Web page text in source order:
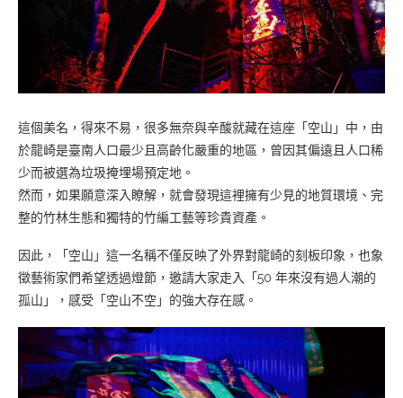
這個美名，得來不易，很多無奈與辛酸就藏在這座「空山」中，由
於龍崎是臺南人口最少且高齡化嚴重的地區，曾因其偏遠且人口稀
少而被選為垃圾掩埋場預定地。
然而，如果願意深入瞭解，就會發現這裡擁有少見的地質環境、完
整的竹林生態和獨特的竹編工藝等珍貴資產。
因此，「空山」這一名稱不僅反映了外界對龍崎的刻板印象，也象
徵藝術家們希望透過燈節，邀請大家走入「50 年來沒有過人潮的
孤山」，感受「空山不空」的強大存在感。